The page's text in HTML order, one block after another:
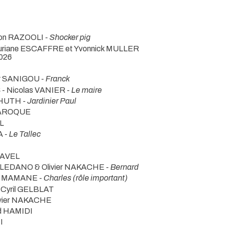
RAZOOLI - Shocker pig
ESCAFFRE et Yvonnick MULLER
SANIGOU - Franck
- Nicolas VANIER - Le maire
- Jardinier Paul
- Le Tallec
& Olivier NAKACHE - Bernard
MAMANE - Charles (rôle important)
GELBLAT
NAKACHE
HAMIDI